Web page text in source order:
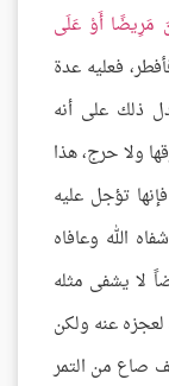
مَرِيضًا أَوْ عَلَى
فأفطر، فعليه عدة
ذلك على أنه
ولا حرج، هذا
تؤجل عليه
الله وعافاه
لا يشفى مثله
لعجزه عنه ولكن
صاع من التمر